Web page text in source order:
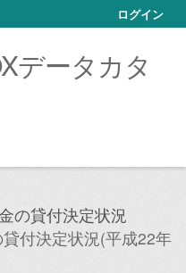
ログイン
データカタ
の貸付決定状況
付決定状況(平成22年